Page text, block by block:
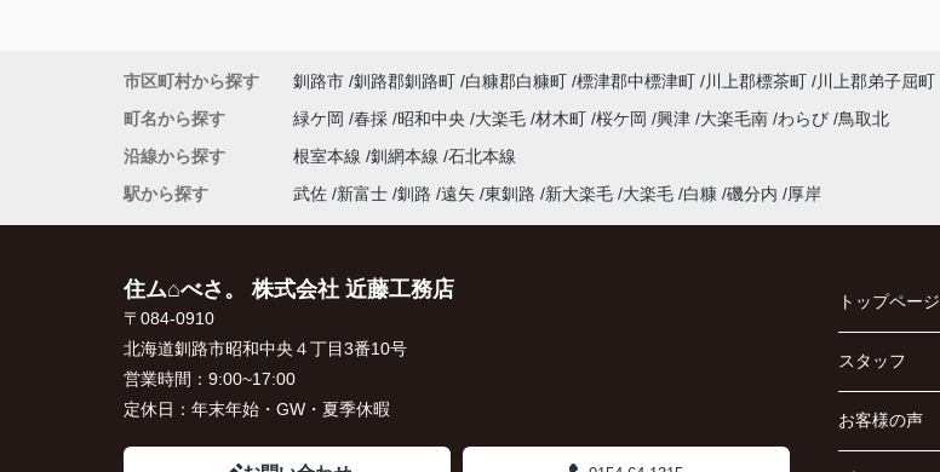
市区町村から探す 釧路市 釧路郡釧路町 白糠郡白糠町 標津郡中標津町 川上郡標茶町 川上郡弟子屈町
町名から探す
緑ケ岡 春採 昭和中央 大楽毛 材木町 桜ケ岡 興津 大楽毛南 わらび 鳥取北
沿線から探す
根室本線 釧網本線 石北本線
駅から探す
武佐 新富士 釧路 遠矢 東釧路 新大楽毛 大楽毛 白糠 磯分内 厚岸
住ム⌂べさ。 株式会社 近藤工務店
〒084-0910
北海道釧路市昭和中央４丁目3番10号
営業時間： 9:00~17:00
定休日： 年末年始・GW・夏季休暇
トップページ
スタッフ
お客様の声